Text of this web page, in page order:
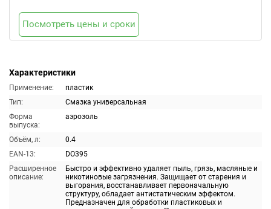
Характеристики
Применение:
пластик
Тип:
Смазка универсальная
Форма
выпуска:
аэрозоль
Объём, л:
0.4
EAN-13:
DO395
Расширенное
описание:
Быстро и эффективно удаляет пыль, грязь, масляные и
никотиновые загрязнения. Защищает от старения и
выгорания, восстанавливает первоначальную
структуру, обладает антистатическим эффектом.
Предназначен для обработки пластиковых и
Посмотреть цены и сроки